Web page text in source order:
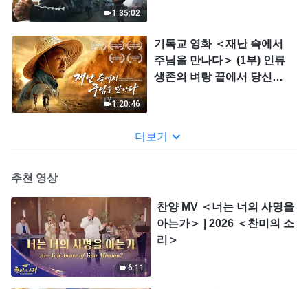
1:35:02
1:20:46
기독교 영화 ＜재난 속에서
주님을 만나다＞ (1부) 인류
생존의 벼랑 끝에서 당신은
더보기
추천 영상
6:11
찬양 MV ＜너는 너의 사명을
아는가＞ | 2026 ＜찬미의 소
리＞